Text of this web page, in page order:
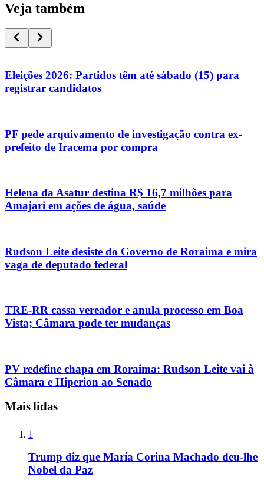
Veja também
Eleições 2026: Partidos têm até sábado (15) para
registrar candidatos
PF pede arquivamento de investigação contra ex-
prefeito de Iracema por compra
Helena da Asatur destina R$ 16,7 milhões para
Amajari em ações de água, saúde
Rudson Leite desiste do Governo de Roraima e mira
vaga de deputado federal
TRE-RR cassa vereador e anula processo em Boa
Vista; Câmara pode ter mudanças
PV redefine chapa em Roraima: Rudson Leite vai à
Câmara e Hiperion ao Senado
Mais lidas
1
Trump diz que María Corina Machado deu-lhe
Nobel da Paz